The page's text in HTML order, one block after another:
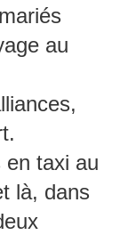
au
en taxi au
là, dans